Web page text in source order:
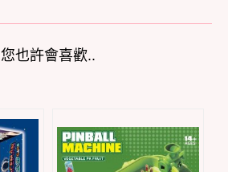
您也許會喜歡..